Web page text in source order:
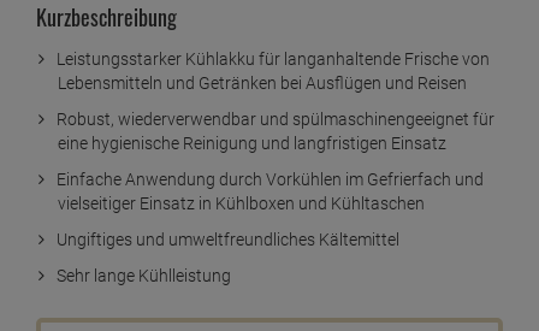
Kurzbeschreibung
Leistungsstarker Kühlakku für langanhaltende Frische von
Lebensmitteln und Getränken bei Ausflügen und Reisen
Robust, wiederverwendbar und spülmaschinengeeignet für
eine hygienische Reinigung und langfristigen Einsatz
Einfache Anwendung durch Vorkühlen im Gefrierfach und
vielseitiger Einsatz in Kühlboxen und Kühltaschen
Ungiftiges und umweltfreundliches Kältemittel
Sehr lange Kühlleistung